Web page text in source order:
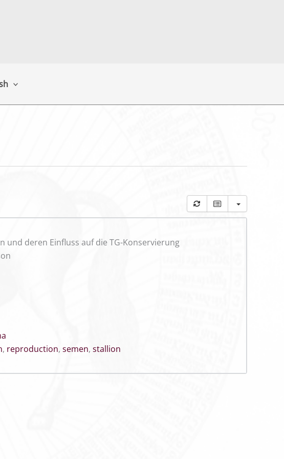
und deren Einfluss auf die TG-Konservierung
, reproduction, semen, stallion